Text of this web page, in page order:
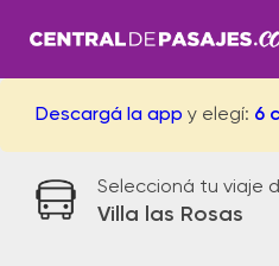
Descargá la app y elegí: 6
Seleccioná tu viaje
Villa las Rosas